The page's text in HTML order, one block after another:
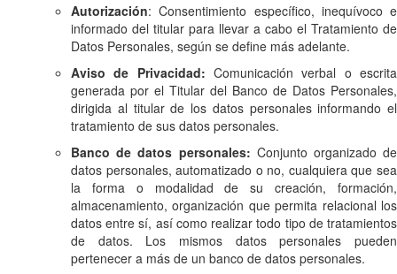
Autorización: Consentimiento específico, inequívoco e
informado del titular para llevar a cabo el Tratamiento de
Datos Personales, según se define más adelante.
Aviso de Privacidad: Comunicación verbal o escrita
generada por el Titular del Banco de Datos Personales,
dirigida al titular de los datos personales informando el
tratamiento de sus datos personales.
Banco de datos personales: Conjunto organizado de
datos personales, automatizado o no, cualquiera que sea
la forma o modalidad de su creación, formación,
almacenamiento, organización que permita relacional los
datos entre sí, así como realizar todo tipo de tratamientos
de datos. Los mismos datos personales pueden
pertenecer a más de un banco de datos personales.